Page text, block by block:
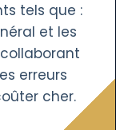
tels que :
et les
erreurs
cher.